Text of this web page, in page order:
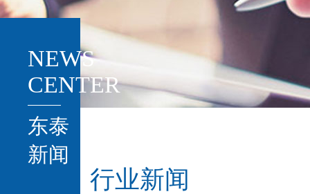
NEWS
CENTER
东泰
新闻
行业新闻